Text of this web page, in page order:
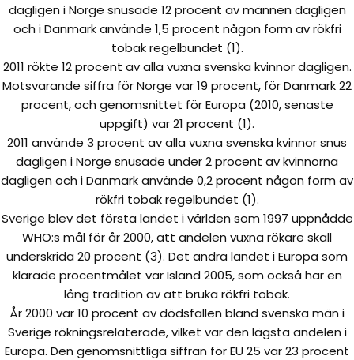
dagligen i Norge snusade 12 procent av männen dagligen
och i Danmark använde 1,5 procent någon form av rökfri
tobak regelbundet (1).
2011 rökte 12 procent av alla vuxna svenska kvinnor dagligen.
Motsvarande siffra för Norge var 19 procent, för Danmark 22
procent, och genomsnittet för Europa (2010, senaste
uppgift) var 21 procent (1).
2011 använde 3 procent av alla vuxna svenska kvinnor snus
dagligen i Norge snusade under 2 procent av kvinnorna
dagligen och i Danmark använde 0,2 procent någon form av
rökfri tobak regelbundet (1).
Sverige blev det första landet i världen som 1997 uppnådde
WHO:s mål för år 2000, att andelen vuxna rökare skall
underskrida 20 procent (3). Det andra landet i Europa som
klarade procentmålet var Island 2005, som också har en
lång tradition av att bruka rökfri tobak.
År 2000 var 10 procent av dödsfallen bland svenska män i
Sverige rökningsrelaterade, vilket var den lägsta andelen i
Europa. Den genomsnittliga siffran för EU 25 var 23 procent